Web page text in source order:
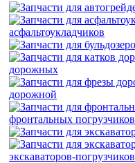
асфальтоукладчиков
дорожных
дорожной
фронтальных погрузчиков
экскаваторов-погрузчиков